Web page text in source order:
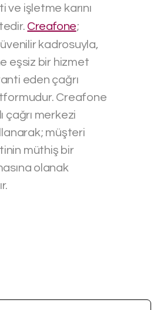
ve işletme karını
Creafone;
kadrosuyla,
eşsiz bir hizmet
eden çağrı
Creafone
çağrı merkezi
müşteri
müthiş bir
olanak